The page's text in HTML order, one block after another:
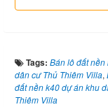
Tags: Bán lô đất
dân cư Thủ Thiêm Villa,
đất nền k40 dự án khu
Thiêm Villa